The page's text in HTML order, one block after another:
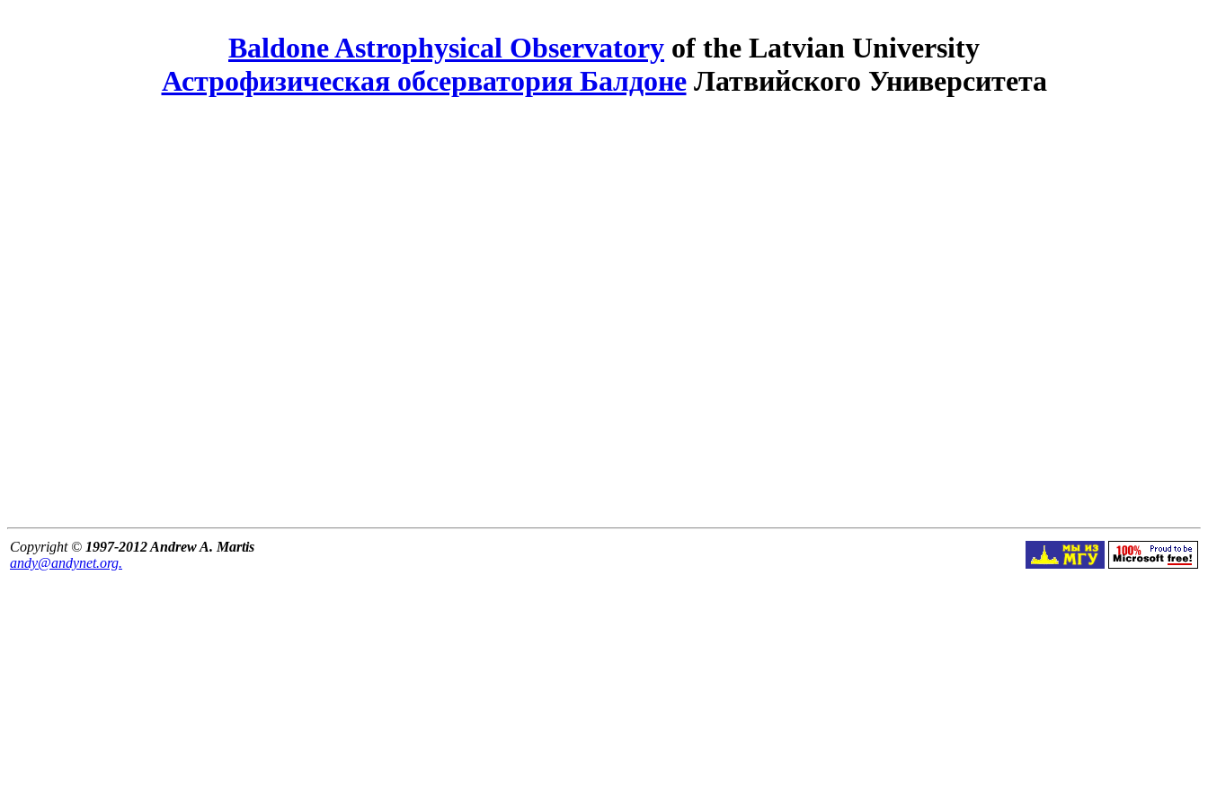
Baldone Astrophysical Observatory of the Latvian University
Астрофизическая обсерватория БалдонеЛатвийского Университета
Copyright © 1997-2012 Andrew A. Martis
andy@andynet.org.